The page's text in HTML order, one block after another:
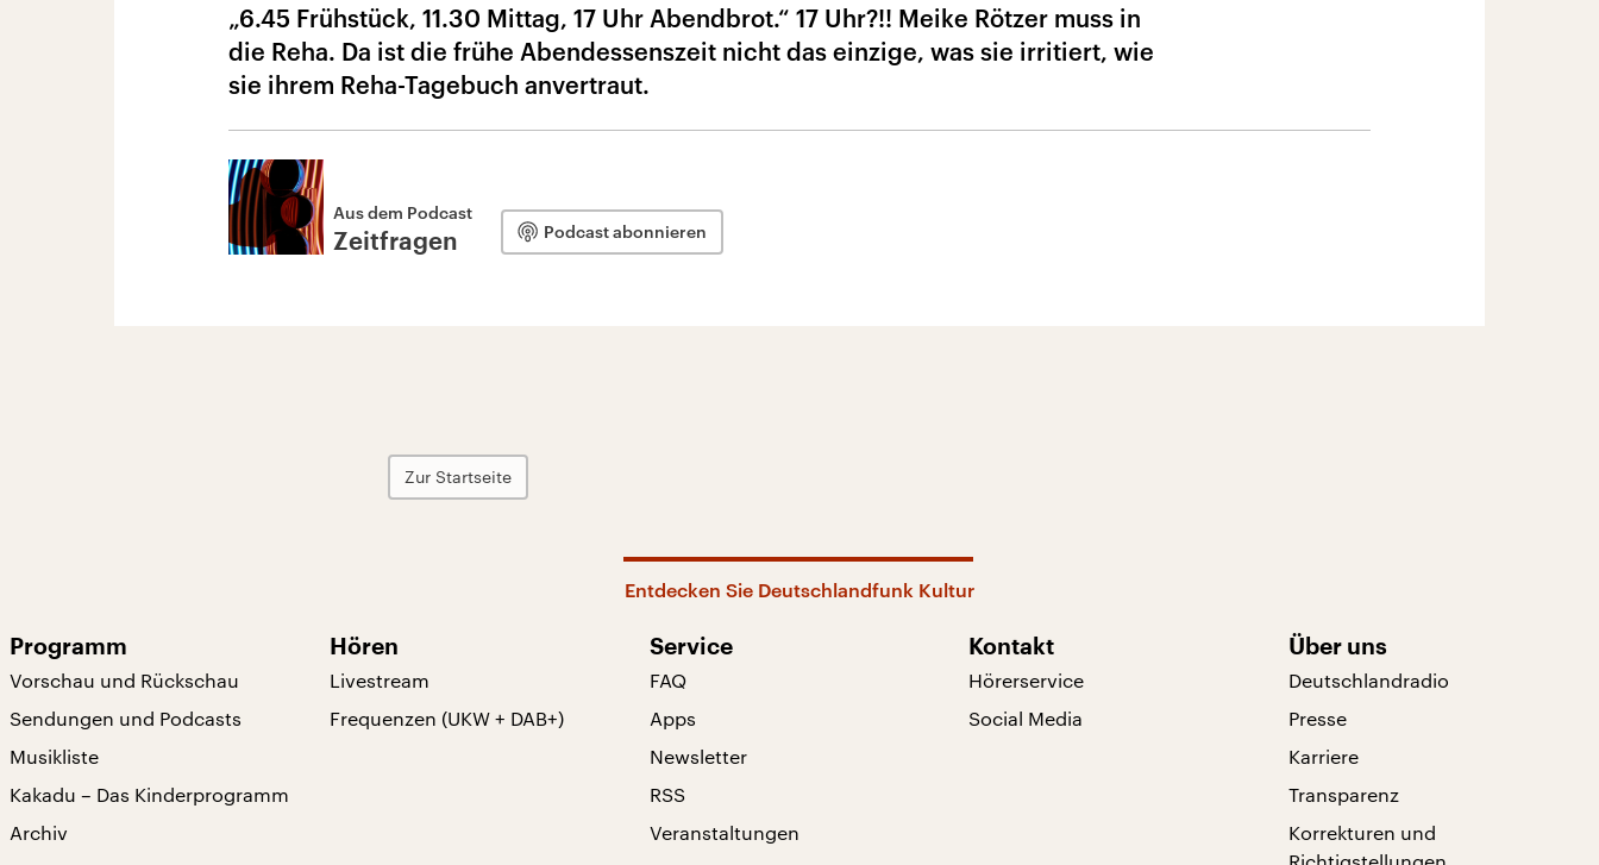
„6.45 Frühstück, 11.30 Mittag, 17 Uhr Abendbrot.“ 17 Uhr?!! Meike Rötzer muss in
die Reha. Da ist die frühe Abendessenszeit nicht das einzige, was sie irritiert, wie
sie ihrem Reha-Tagebuch anvertraut.
Aus dem Podcast
Zeitfragen Podcast abonnieren
Zur Startseite
Entdecken Sie Deutschlandfunk Kultur
Programm
Vorschau und Rückschau
Sendungen und Podcasts
Musikliste
Kakadu – Das Kinderprogramm
Archiv
Hören
Livestream
Frequenzen (UKW + DAB+)
Service
FAQ
Apps
Newsletter
RSS
Veranstaltungen
Kontakt
Hörerservice
Social Media
Über uns
Deutschlandradio
Presse
Karriere
Transparenz
Korrekturen und